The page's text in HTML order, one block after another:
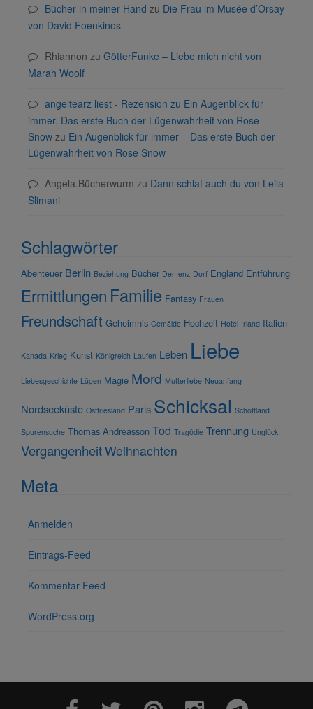
Bücher in meiner Hand zu Die Frau im Musée d’Orsay
von David Foenkinos
Rhiannon zu GötterFunke – Liebe mich nicht von
Marah Woolf
angeltearz liest - Rezension zu Ein Augenblick für
immer. Das erste Buch der Lügenwahrheit von Rose
Snow zu Ein Augenblick für immer – Das erste Buch der
Lügenwahrheit von Rose Snow
Angela.Bücherwurm zu Dann schlaf auch du von Leila
Slimani
Schlagwörter
Abenteuer Berlin Beziehung Bücher Demenz Dorf England Entführung
Ermittlungen Familie Fantasy Frauen
Freundschaft Geheimnis Gemälde Hochzeit Hotel Irland Italien
Kanada Krieg Kunst Königreich Laufen Leben Liebe
Liebesgeschichte Lügen Magie Mord Mutterliebe Neuanfang
Nordseeküste Ostfriesland Paris Schicksal Schottland
Spurensuche Thomas Andreasson Tod Tragödie Trennung Unglück
VergangenheitWeihnachten
Meta
Anmelden
Eintrags-Feed
Kommentar-Feed
WordPress.org